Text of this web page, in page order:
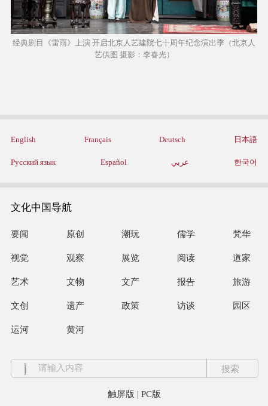
经典剧目《雷雨》上演 开启北京人艺建院七十周年纪念演出季（北京人
艺供图 摄影：李春光）
English Français Deutsch 日本語
Русский язык Español عربي 한국어
文化中国导航
要闻 原创 潮玩 儒学 梵华
视觉 观察 展览 阅读 道家
艺术 文物 文产 报告 旅游
文创 遗产 政策 访谈 园区
运河 黄河
触屏版 | PC版